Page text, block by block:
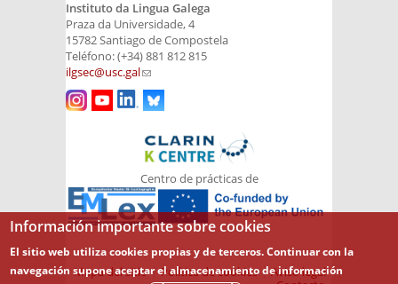
Instituto da Lingua Galega
Praza da Universidade, 4
15782 Santiago de Compostela
Teléfono: (+34) 881 812 815
ilgsec@usc.gal(link sends e-mail)
Centro de prácticas de
Aviso legal
Política de cookies
Mapa del sitio
Información importante sobre cookies
El sitio web utiliza cookies propias y de terceros. Continuar con la
navegación supone aceptar el almacenamiento de información